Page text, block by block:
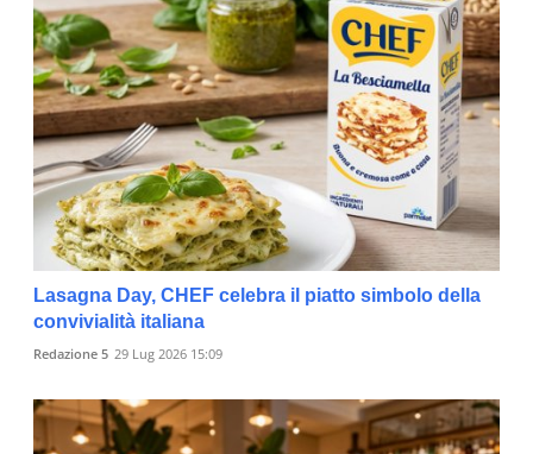
Lasagna Day, CHEF celebra il piatto simbolo della
convivialità italiana
Redazione 5 29 Lug 2026 15:09